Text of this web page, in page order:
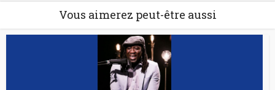
Vous aimerez peut-être aussi